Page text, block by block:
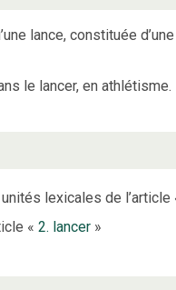
lance, constituée
le lancer, en athlétisme.
lexicales de l’article
« 2. lancer»